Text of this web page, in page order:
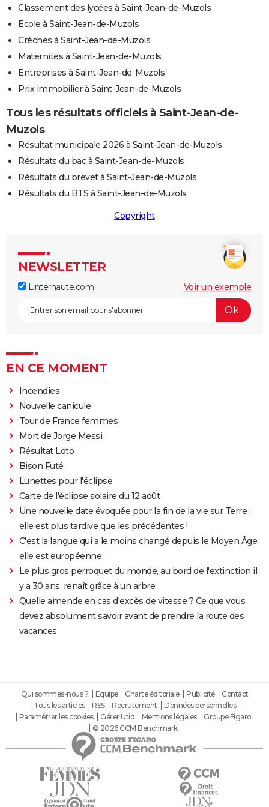
Classement des lycées à Saint-Jean-de-Muzols
Ecole à Saint-Jean-de-Muzols
Crèches à Saint-Jean-de-Muzols
Maternités à Saint-Jean-de-Muzols
Entreprises à Saint-Jean-de-Muzols
Prix immobilier à Saint-Jean-de-Muzols
Tous les résultats officiels à Saint-Jean-de-
Muzols
Résultat municipale 2026 à Saint-Jean-de-Muzols
Résultats du bac à Saint-Jean-de-Muzols
Résultats du brevet à Saint-Jean-de-Muzols
Résultats du BTS à Saint-Jean-de-Muzols
Copyright
NEWSLETTER
Linternaute.com Voir un exemple
EN CE MOMENT
Incendies
Nouvelle canicule
Tour de France femmes
Mort de Jorge Messi
Résultat Loto
Bison Futé
Lunettes pour l'éclipse
Carte de l'éclipse solaire du 12 août
Une nouvelle date évoquée pour la fin de la vie sur Terre :
elle est plus tardive que les précédentes !
C'est la langue qui a le moins changé depuis le Moyen Âge,
elle est européenne
Le plus gros perroquet du monde, au bord de l'extinction il
y a 30 ans, renaît grâce à un arbre
Quelle amende en cas d'excès de vitesse ? Ce que vous
devez absolument savoir avant de prendre la route des
vacances
Qui sommes-nous ? Equipe Charte éditoriale Publicité
Contact
Tous les articles
RSS Recrutement
Données personnelles
Paramétrer les cookies
Gérer Utiq Mentions légales
Groupe Figaro
© 2026 CCM Benchmark